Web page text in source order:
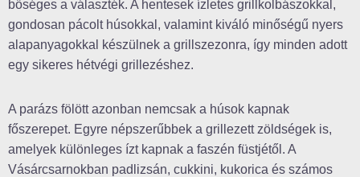
bőséges a választék. A hentesek ízletes grillkolbászokkal,
gondosan pácolt húsokkal, valamint kiváló minőségű nyers
alapanyagokkal készülnek a grillszezonra, így minden adott
egy sikeres hétvégi grillezéshez.
A parázs fölött azonban nemcsak a húsok kapnak
főszerepet. Egyre népszerűbbek a grillezett zöldségek is,
amelyek különleges ízt kapnak a faszén füstjétől. A
Vásárcsarnokban padlizsán, cukkini, kukorica és számos